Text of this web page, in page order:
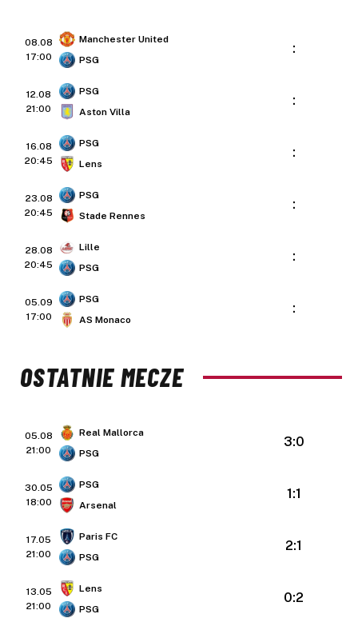
08.08
17:00
Manchester United
PSG
:
12.08
21:00
PSG
Aston Villa
:
16.08
20:45
PSG
Lens
:
23.08
20:45
PSG
Stade Rennes
:
28.08
20:45
Lille
PSG
:
05.09
17:00
PSG
AS Monaco
:
OSTATNIE MECZE
05.08
21:00
Real Mallorca
PSG
3:0
30.05
18:00
PSG
Arsenal
1:1
17.05
21:00
Paris FC
PSG
2:1
13.05
21:00
Lens
PSG
0:2